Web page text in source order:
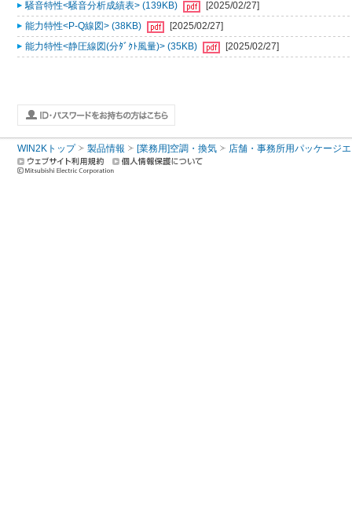
騒音特性<騒音分析成績表> (139KB)
[2025/02/27]
能力特性<P-Q線図> (38KB)
[2025/02/27]
能力特性<静圧線図(分ﾀﾞｸﾄ風量)> (35KB)
[2025/02/27]
WIN2Kトップ 製品情報 [業務用]空調・換気 店舗・事務所用パッケージ